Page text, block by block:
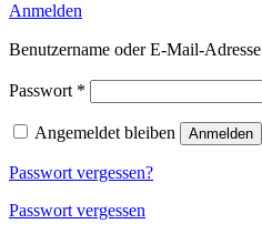
Anmelden
Benutzername oder E-Mail-Adresse
Passwort *
Angemeldet bleiben Anmelden
Passwort vergessen?
Passwort vergessen